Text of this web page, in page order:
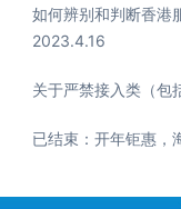
如何辨别和判断香港
2023.4.16
关于严禁接入类（包
已结束：开年钜惠，